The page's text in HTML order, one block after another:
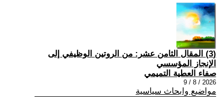
(3) المقال الثامن عشر: من الروتين الوظيفي إلى
الإنجاز المؤسسي
صفاء العطية التميمي
2026 / 8 / 9
مواضيع وابحاث سياسية